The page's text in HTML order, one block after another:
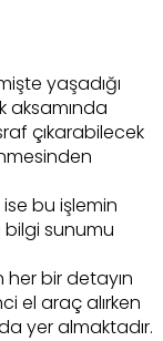
yaşadığı
aksamında
çıkarabilecek
bu işlemin
bilgi sunumu
bir detayın
el araç alırken
yer almaktadır.